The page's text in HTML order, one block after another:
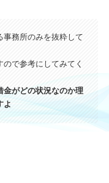
事務所のみを抜粋して
で参考にしてみてく
金がどの状況なのか理
よ